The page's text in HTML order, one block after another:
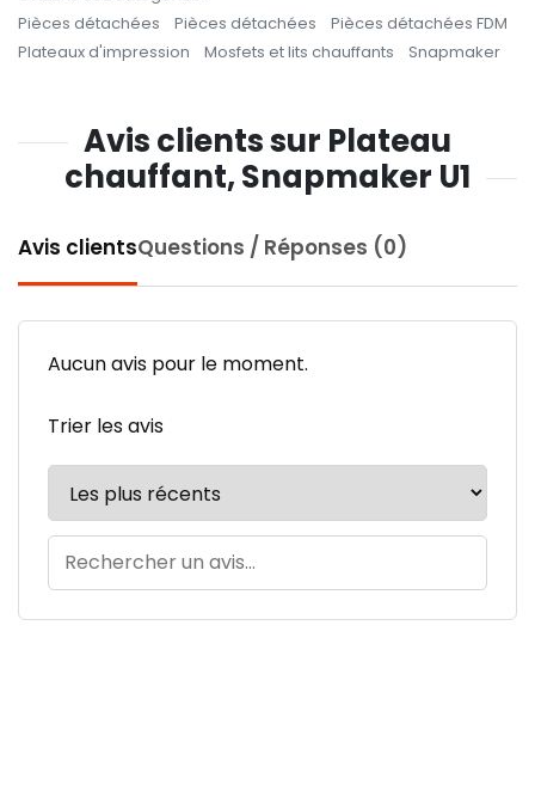
Pièces détachées
Pièces détachées
Pièces détachées FDM
Plateaux d'impression
Mosfets et lits chauffants Snapmaker
Avis clients sur Plateau
chauffant, Snapmaker U1
Avis clientsQuestions / Réponses (0)
Aucun avis pour le moment.
Trier les avis